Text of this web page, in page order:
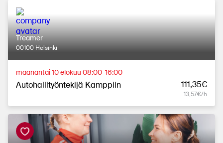
Treamer
00100 Helsinki
maanantai 10 elokuu 08:00-16:00
Autohallityöntekijä Kamppiin 111,35€
13,57€/h